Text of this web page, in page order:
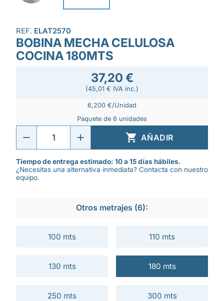
REF. ELAT2570
BOBINA MECHA CELULOSA
COCINA 180MTS
37,20 €
(45,01 € IVA inc.)
6,200 €/Unidad
Paquete de 6 unidades
 AÑADIR
Tiempo de entrega estimado: 10 a 15 días hábiles.
¿Necesitas una alternativa inmediata? Contacta con nuestro
equipo.
Otros metrajes (6):
100 mts 110 mts
130 mts 180 mts
250 mts 300 mts